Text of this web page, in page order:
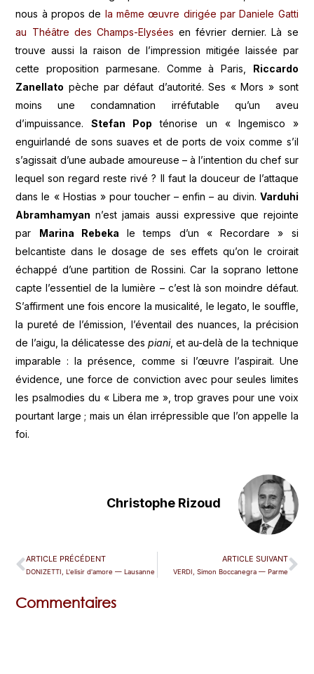
nous à propos de la même œuvre dirigée par Daniele Gatti
au Théâtre des Champs-Elysées en février dernier. Là se
trouve aussi la raison de l’impression mitigée laissée par
cette proposition parmesane. Comme à Paris, Riccardo
Zanellato pèche par défaut d’autorité. Ses « Mors » sont
moins une condamnation irréfutable qu’un aveu
d’impuissance.Stefan Pop ténorise un « Ingemisco »
enguirlandé de sons suaves et de ports de voix comme s’il
s’agissait d’une aubade amoureuse – à l’intention du chef sur
lequel son regard reste rivé ? Il faut la douceur de l’attaque
dans le « Hostias » pour toucher – enfin – au divin. Varduhi
Abramhamyan n’est jamais aussi expressive que rejointe
par Marina Rebeka le temps d’un « Recordare » si
belcantiste dans le dosage de ses effets qu’on le croirait
échappé d’une partition de Rossini. Car la soprano lettone
capte l’essentiel de la lumière – c’est là son moindre défaut.
S’affirment une fois encore la musicalité, le legato, le souffle,
la pureté de l’émission, l’éventail des nuances, la précision
de l’aigu, la délicatesse des piani, et au-delà de la technique
imparable : la présence, comme si l’œuvre l’aspirait. Une
évidence, une force de conviction avec pour seules limites
les psalmodies du « Libera me », trop graves pour une voix
pourtant large ; mais un élan irrépressible que l’on appelle la
foi.
Christophe Rizoud
ARTICLE PRÉCÉDENT
DONIZETTI, L'elisir d'amore — Lausanne
ARTICLE SUIVANT
VERDI, Simon Boccanegra — Parme
Commentaires